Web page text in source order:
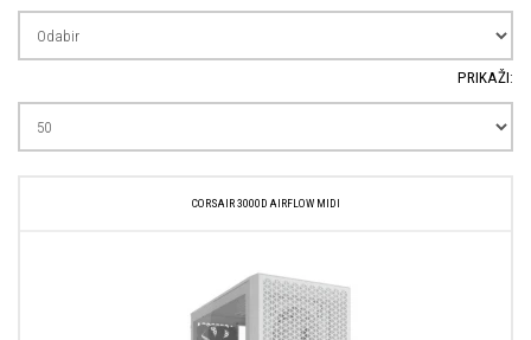
PRIKAŽI:
CORSAIR 3000D AIRFLOW MIDI